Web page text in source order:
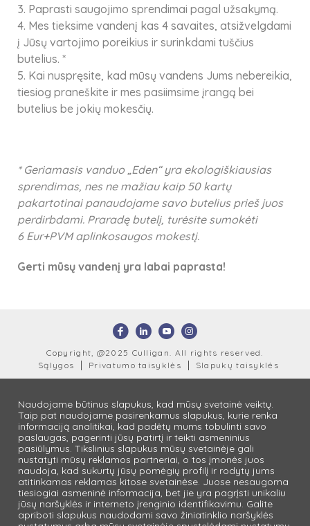
3. Paprasti saugojimo sprendimai pagal užsakymą.
4. Mes tieksime vandenį kas 4 savaites, atsižvelgdami
į Jūsų vartojimo poreikius ir surinkdami tuščius
butelius. *
5. Kai nuspręsite, kad mūsų vandens Jums nebereikia,
tiesiog praneškite ir mes pasiimsime įrangą bei
butelius be jokių mokesčių.
* Geriamasis vanduo „Eden“ yra ekologiškiausias
sprendimas, nes ne mažiau kaip 50 kartų
pakartotinai panaudojame savo butelius prieš juos
perdirbdami. Praradę butelį, turėsite sumokėti
6 Eur+PVM aplinkosaugos mokestį.
Gerti mūsų vandenį yra labai paprasta!
Copyright, @2025 Culligan. All rights reserved.
Sąlygos
Privatumo taisyklės Slapukų taisyklės
Naudojame būtinus slapukus, kad mūsų svetainė veiktų.
Taip pat naudojame pasirenkamus slapukus, kurie renka
informaciją analitikai, kad padėtų mums tobulinti savo
paslaugas, pagerinti jūsų patirtį ir teikti asmeninius
pasiūlymus. Tikslinius slapukus mūsų svetainėje gali
nustatyti mūsų reklamos partneriai, o tos įmonės juos
naudoja, kad sukurtų jūsų pomėgių profilį ir rodytų jums
atitinkamas reklamas kitose svetainėse. Juose nesaugoma
tiesiogiai asmeninė informacija, bet jie yra pagrįsti unikaliu
jūsų naršyklės ir interneto įrenginio identifikavimu. Galite
apriboti slapukus naudodami savo žiniatinklio naršyklės